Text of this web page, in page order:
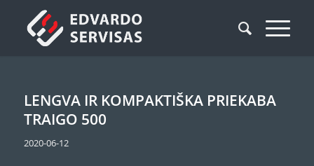
LENGVA IR KOMPAKTIŠKA PRIEKABA
TRAIGO 500
2020-06-12